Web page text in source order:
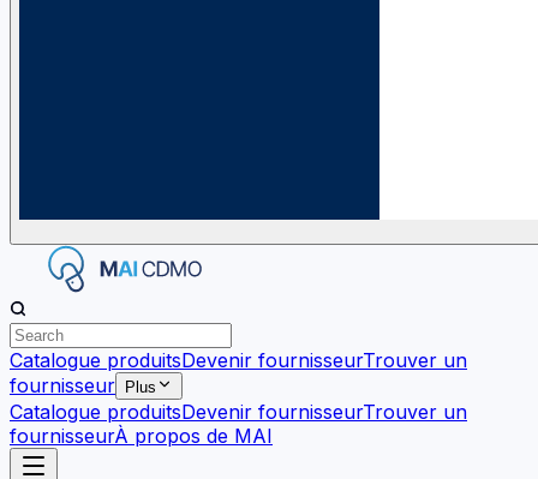
Catalogue produitsDevenir fournisseurTrouver un
fournisseur
Plus
Catalogue produitsDevenir fournisseurTrouver un
fournisseurÀ propos de MAI